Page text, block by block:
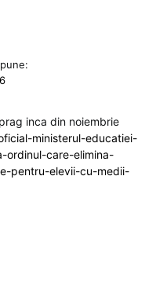
inca din noiembrie
ministerul-educatiei-
care-elimina-
pentru-elevii-cu-medii-